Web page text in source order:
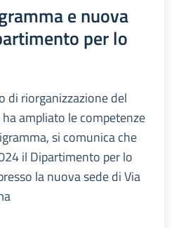
e nuova
per lo
di riorganizzazione del
ampliato le competenze
si comunica che
il Dipartimento per lo
la nuova sede di Via